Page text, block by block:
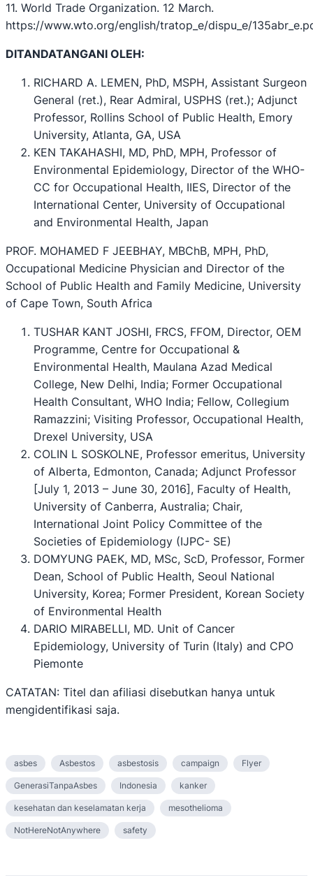
11. World Trade Organization. 12 March.
https://www.wto.org/english/tratop_e/dispu_e/
DITANDATANGANI OLEH:
RICHARD A. LEMEN, PhD, MSPH, Assistant Surgeon
General (ret.), Rear Admiral, USPHS (ret.); Adjunct
Professor, Rollins School of Public Health, Emory
University, Atlanta, GA, USA
KEN TAKAHASHI, MD, PhD, MPH, Professor of
Environmental Epidemiology, Director of the WHO-
CC for Occupational Health, IIES, Director of the
International Center, University of Occupational
and Environmental Health, Japan
PROF. MOHAMED F JEEBHAY, MBChB, MPH, PhD,
Occupational Medicine Physician and Director of the
School of Public Health and Family Medicine, University
of Cape Town, South Africa
TUSHAR KANT JOSHI, FRCS, FFOM, Director, OEM
Programme, Centre for Occupational &
Environmental Health, Maulana Azad Medical
College, New Delhi, India; Former Occupational
Health Consultant, WHO India; Fellow, Collegium
Ramazzini; Visiting Professor, Occupational Health,
Drexel University, USA
COLIN L SOSKOLNE, Professor emeritus, University
of Alberta, Edmonton, Canada; Adjunct Professor
[July 1, 2013 – June 30, 2016], Faculty of Health,
University of Canberra, Australia; Chair,
International Joint Policy Committee of the
Societies of Epidemiology (IJPC- SE)
DOMYUNG PAEK, MD, MSc, ScD, Professor, Former
Dean, School of Public Health, Seoul National
University, Korea; Former President, Korean Society
of Environmental Health
DARIO MIRABELLI, MD. Unit of Cancer
Epidemiology, University of Turin (Italy) and CPO
Piemonte
CATATAN: Titel dan afiliasi disebutkan hanya untuk
mengidentifikasi saja.
asbes Asbestos asbestosis campaign Flyer
GenerasiTanpaAsbes Indonesia kanker
kesehatan dan keselamatan kerja mesothelioma
NotHereNotAnywhere safety